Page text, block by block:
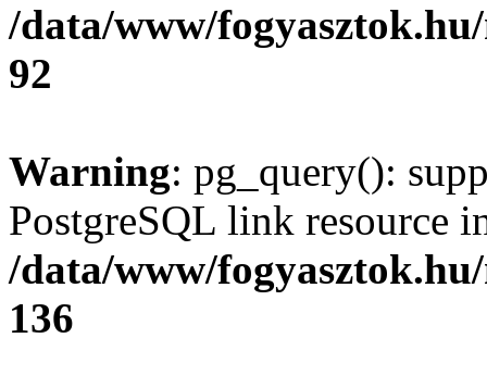
/data/www/
92
Warning: pg_query():
PostgreSQL link resource
/data/www/
136